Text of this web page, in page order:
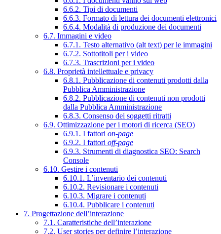
6.6.2. Tipi di documenti
6.6.3. Formato di lettura dei documenti elettronici
6.6.4. Modalità di produzione dei documenti
6.7. Immagini e video
6.7.1. Testo alternativo (alt text) per le immagini
6.7.2. Sottotitoli per i video
6.7.3. Trascrizioni per i video
6.8. Proprietà intellettuale e privacy
6.8.1. Pubblicazione di contenuti prodotti dalla
Pubblica Amministrazione
6.8.2. Pubblicazione di contenuti non prodotti
dalla Pubblica Amministrazione
6.8.3. Consenso dei soggetti ritratti
6.9. Ottimizzazione per i motori di ricerca (SEO)
6.9.1. I fattori on-page
6.9.2. I fattori off-page
6.9.3. Strumenti di diagnostica SEO: Search
Console
6.10. Gestire i contenuti
6.10.1. L’inventario dei contenuti
6.10.2. Revisionare i contenuti
6.10.3. Migrare i contenuti
6.10.4. Pubblicare i contenuti
7. Progettazione dell’interazione
7.1. Caratteristiche dell’interazione
7.2. User stories per definire l’interazione